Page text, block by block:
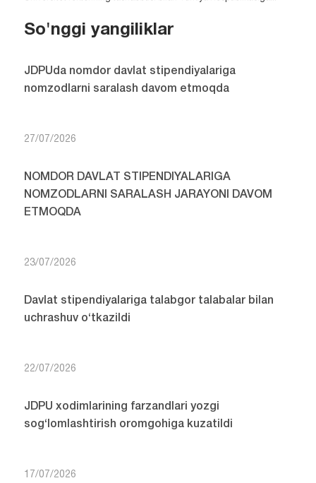
So'nggi yangiliklar
JDPUda nomdor davlat stipendiyalariga
nomzodlarni saralash davom etmoqda
27/07/2026
NOMDOR DAVLAT STIPENDIYALARIGA
NOMZODLARNI SARALASH JARAYONI DAVOM
ETMOQDA
23/07/2026
Davlat stipendiyalariga talabgor talabalar bilan
uchrashuv o‘tkazildi
22/07/2026
JDPU xodimlarining farzandlari yozgi
sog‘lomlashtirish oromgohiga kuzatildi
17/07/2026